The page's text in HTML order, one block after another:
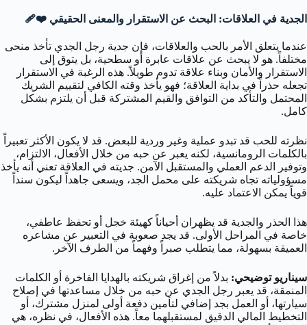
الجدية في العلاقات: البحث عن الاستقرار والمعنى الحقيقي ❤️‍🩹
عندما يتعلق الأمر بالحب والعلاقات، فإن جدية رجل الجدي تأخذ منحى
مختلفاً. هو لا يبحث عن علاقات عابرة أو سطحية، بل يتوق إلى
الاستقرار والأمان وبناء علاقة تدوم طويلاً. هذه الرغبة في الاستقرار
تجعله حذراً في بداية العلاقة؛ فهو يأخذ وقته الكافي لتقييم الشريك
المحتمل والتأكد من التوافق والقيم المشتركة قبل أن يلتزم بشكل
كامل.
نظرته للحب قد تبدو عملية وغير وردية للبعض. قد لا يكون الأكثر تعبيراً
بالكلمات الرومانسية، لكنه يعبر عن حبه من خلال الأفعال، الالتزام،
وتوفير الدعم العملي والمستقبل الآمن. جديته في العلاقة تعني أنه يأخذ
مسؤولياته تجاه شريكته على محمل الجد، ويسعى جاهداً ليكون سنداً
قوياً يمكن الاعتماد عليه.
هذا الحذر والجدية قد يظهران أحياناً كهيئة خجل أو تحفظ عاطفي،
خاصة في المراحل الأولى. قد يجد صعوبة في التعبير عن مشاعره
العميقة بسهولة، مما يتطلب صبراً وفهماً من الطرف الآخر.
سيناريو توضيحي: بدلاً من إغراق شريكته بالهدايا الفاخرة أو الكلمات
المنمقة، قد يعبر رجل الجدي عن حبه من خلال مساعدتها في إصلاح
سيارتها، أو العمل بجد إضافي لتأمين دفعة أولى لمنزل مشترك، أو
التخطيط المالي الدقيق لمستقبلهما معاً. هذه الأفعال، في نظره، هي